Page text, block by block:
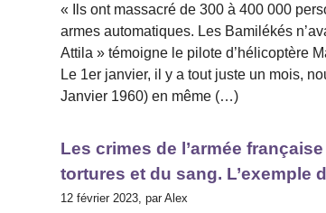
« Ils ont massacré de 300 à 400 000
armes automatiques. Les Bamilékés
Attila » témoigne le pilote d’hélicoptère
Le 1er janvier, il y a tout juste un mois,
Janvier 1960) en même (…)
Les crimes de l’armée
tortures et du sang. L’exemple
12 février 2023, par Alex